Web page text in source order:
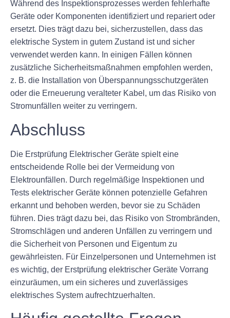
Während des Inspektionsprozesses werden fehlerhafte
Geräte oder Komponenten identifiziert und repariert oder
ersetzt. Dies trägt dazu bei, sicherzustellen, dass das
elektrische System in gutem Zustand ist und sicher
verwendet werden kann. In einigen Fällen können
zusätzliche Sicherheitsmaßnahmen empfohlen werden,
z. B. die Installation von Überspannungsschutzgeräten
oder die Erneuerung veralteter Kabel, um das Risiko von
Stromunfällen weiter zu verringern.
Abschluss
Die Erstprüfung Elektrischer Geräte spielt eine
entscheidende Rolle bei der Vermeidung von
Elektrounfällen. Durch regelmäßige Inspektionen und
Tests elektrischer Geräte können potenzielle Gefahren
erkannt und behoben werden, bevor sie zu Schäden
führen. Dies trägt dazu bei, das Risiko von Strombränden,
Stromschlägen und anderen Unfällen zu verringern und
die Sicherheit von Personen und Eigentum zu
gewährleisten. Für Einzelpersonen und Unternehmen ist
es wichtig, der Erstprüfung elektrischer Geräte Vorrang
einzuräumen, um ein sicheres und zuverlässiges
elektrisches System aufrechtzuerhalten.